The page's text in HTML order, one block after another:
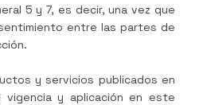
5 y 7, es decir, una vez que
entre las partes de
y servicios publicados en
y aplicación en este